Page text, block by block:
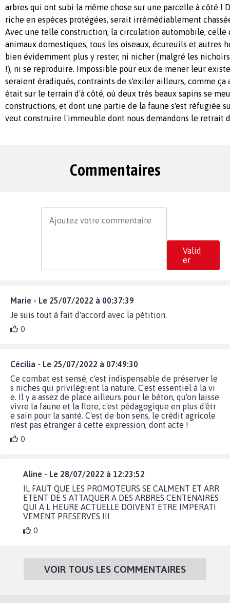
arbres qui ont subi la même chose sur une parcelle à côté !
riche en espèces protégées, serait irrémédiablement
Avec une telle construction, la circulation automobile, celle
animaux domestiques, tous les oiseaux, écureuils et autres
bien évidemment plus y rester, ni nicher (malgré les
!), ni se reproduire. Impossible pour eux de mener leur
seraient éradiqués, contraints de s'exiler ailleurs, comme ça
était sur le terrain d'à côté, où deux très beaux sapins se
constructions, et dont une partie de la faune s'est réfugiée
veut construire l'immeuble dont nous demandons le retrait
Commentaires
Valid
er
Marie - Le 25/07/2022 à 00:37:39
Je suis tout à fait d'accord avec la pétition.
0
Cécilia - Le 25/07/2022 à 07:49:30
Ce combat est sensé, c'est indispensable de préserver le
s niches qui privilégient la nature. C'est essentiel à la vi
e. Il y a assez de place ailleurs pour le béton, qu'on laisse
vivre la faune et la flore, c'est pédagogique en plus d'êtr
e sain pour la santé. C'est de bon sens, le crédit agricole
n'est pas étranger à cette expression, dont acte !
0
Aline - Le 28/07/2022 à 12:23:52
IL FAUT QUE LES PROMOTEURS SE CALMENT ET ARR
ETENT DE S ATTAQUER A DES ARBRES CENTENAIRES
QUI A L HEURE ACTUELLE DOIVENT ETRE IMPERATI
VEMENT PRESERVES !!!
0
VOIR TOUS LES COMMENTAIRES